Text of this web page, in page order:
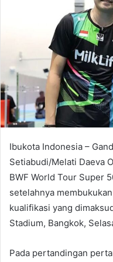
Ibukota Indonesia –
Setiabudi/Melati Daeva
BWF World Tour Super
setelahnya
kualifikasi yang
Stadium, Bangkok,
Pada pertandingan